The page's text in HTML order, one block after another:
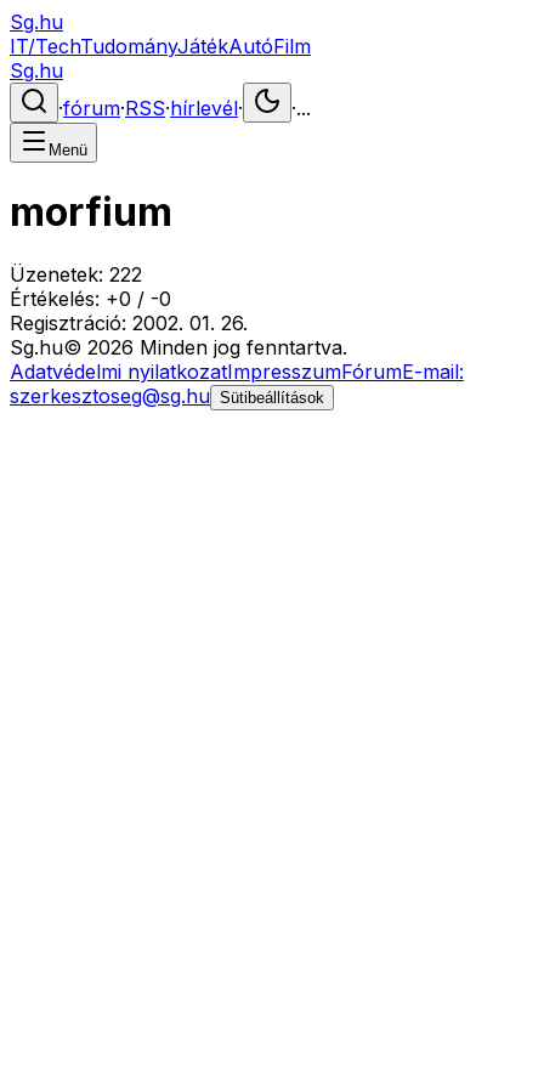
Sg.hu
IT/TechTudományJátékAutóFilm
Sg.hu
·fórum·RSS·hírlevél· ·...
Menü
morfium
Üzenetek: 222
Értékelés: +0 / -0
Regisztráció: 2002. 01. 26.
Sg.hu© 2026 Minden jog fenntartva.
Adatvédelmi nyilatkozatImpresszumFórumE-mail:
szerkesztoseg@sg.hu Sütibeállítások